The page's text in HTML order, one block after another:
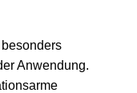
Anwendung.